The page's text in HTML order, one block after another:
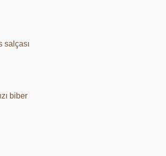
salçası
biber